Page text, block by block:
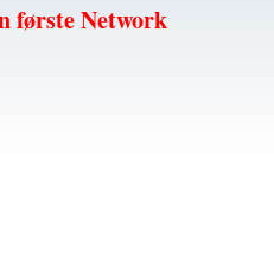
første Network